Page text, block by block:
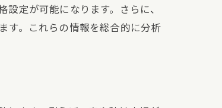
定が可能になります。さらに、
す。これらの情報を総合的に分析